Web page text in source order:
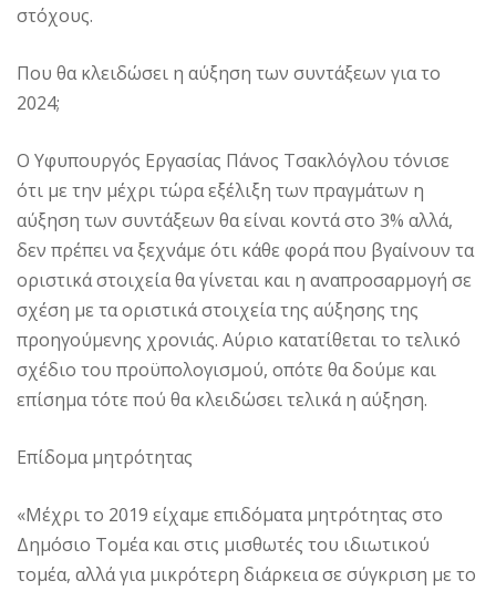
στόχους.
Που θα κλειδώσει η αύξηση των συντάξεων για το
2024;
Ο Υφυπουργός Εργασίας Πάνος Τσακλόγλου τόνισε
ότι με την μέχρι τώρα εξέλιξη των πραγμάτων η
αύξηση των συντάξεων θα είναι κοντά στο 3% αλλά,
δεν πρέπει να ξεχνάμε ότι κάθε φορά που βγαίνουν τα
οριστικά στοιχεία θα γίνεται και η αναπροσαρμογή σε
σχέση με τα οριστικά στοιχεία της αύξησης της
προηγούμενης χρονιάς. Αύριο κατατίθεται το τελικό
σχέδιο του προϋπολογισμού, οπότε θα δούμε και
επίσημα τότε πού θα κλειδώσει τελικά η αύξηση.
Επίδομα μητρότητας
«Μέχρι το 2019 είχαμε επιδόματα μητρότητας στο
Δημόσιο Τομέα και στις μισθωτές του ιδιωτικού
τομέα, αλλά για μικρότερη διάρκεια σε σύγκριση με το